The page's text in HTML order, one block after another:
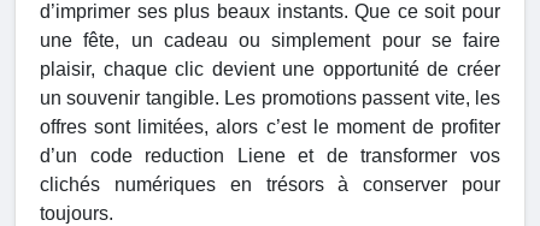
d’imprimer ses plus beaux instants. Que ce soit pour
une fête, un cadeau ou simplement pour se faire
plaisir, chaque clic devient une opportunité de créer
un souvenir tangible. Les promotions passent vite, les
offres sont limitées, alors c’est le moment de profiter
d’un code reduction Liene et de transformer vos
clichés numériques en trésors à conserver pour
toujours.